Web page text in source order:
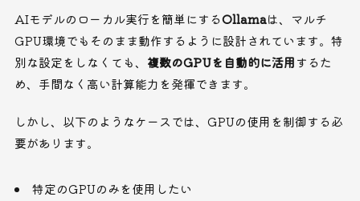
AIモデルのローカル実行を簡単にするOllamaは、マルチ
GPU環境でもそのまま動作するように設計されています。特
別な設定をしなくても、 複数のGPUを自動的に活用するた
め、手間なく高い計算能力を発揮できます。
しかし、以下のようなケースでは、GPUの使用を制御する必
要があります。
特定のGPUのみを使用したい